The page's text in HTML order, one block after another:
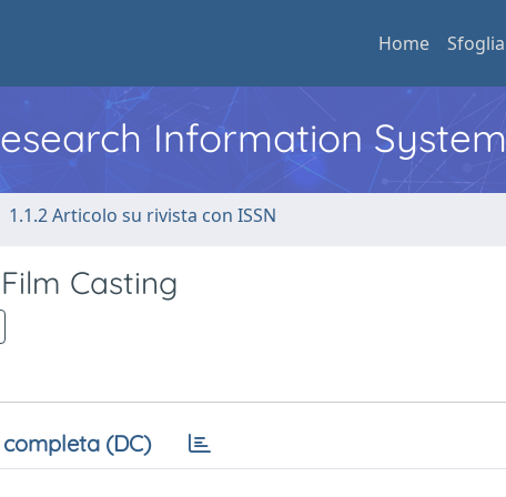
Home Sfoglia
Information System
1.1.2 Articolo su rivista con ISSN
Casting
(DC)